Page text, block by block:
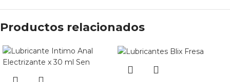
Productos relacionados